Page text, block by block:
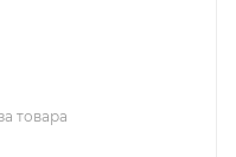
товара